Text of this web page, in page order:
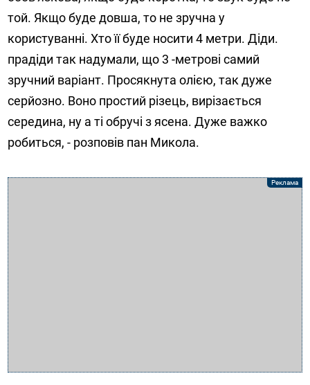
той. Якщо буде довша, то не зручна у
користуванні. Хто її буде носити 4 метри. Діди.
прадіди так надумали, що 3 -метрові самий
зручний варіант. Просякнута олією, так дуже
серйозно. Воно простий різець, вирізається
середина, ну а ті обручі з ясена. Дуже важко
робиться, - розповів пан Микола.